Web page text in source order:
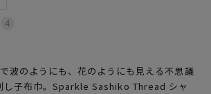
波のようにも、花のようにも見える不思議
し子布巾。Sparkle Sashiko Thread シャ